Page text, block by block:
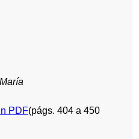
PDF(págs. 404 a 450